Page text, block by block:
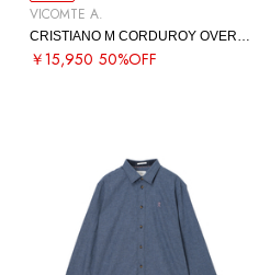
VICOMTE A.
￥15,950 50%OFF